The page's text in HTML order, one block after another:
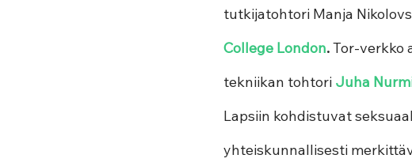
tutkijatohtori Manja
College London. Tor-verkko
tekniikan tohtori Juha
Lapsiin kohdistuvat
yhteiskunnallisesti